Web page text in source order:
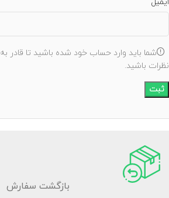
شما باید وارد حساب خود شده باشید تا قادر
نظرات باشید.
بازگشت سفارش